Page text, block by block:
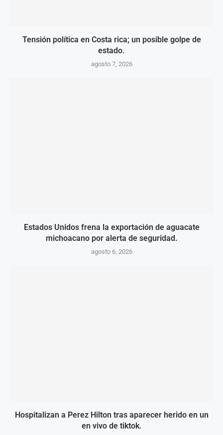
Tensión política en Costa rica; un posible golpe de
estado.
agosto 7, 2026
Estados Unidos frena la exportación de aguacate
michoacano por alerta de seguridad.
agosto 6, 2026
Hospitalizan a Perez Hilton tras aparecer herido en un
en vivo de tiktok.